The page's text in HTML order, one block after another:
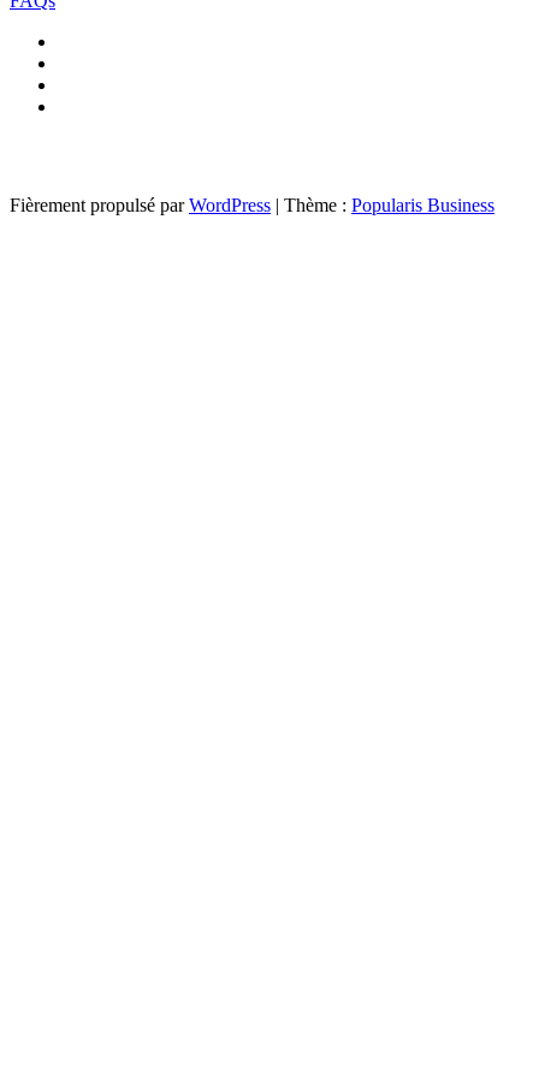
Fièrement propulsé parWordPress | Thème : Popularis Business